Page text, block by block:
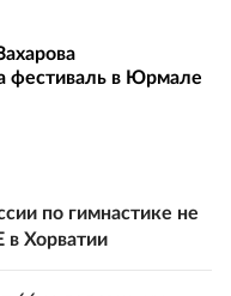
фестиваль в Юрмале
по гимнастике не
в Хорватии